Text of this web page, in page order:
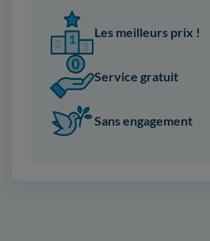
Les meilleurs prix !
Service gratuit
Sans engagement